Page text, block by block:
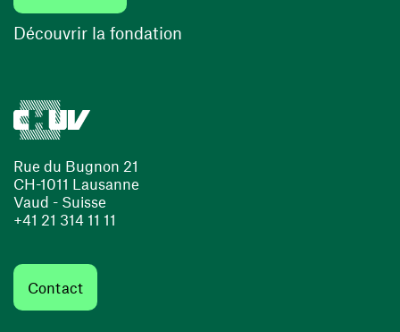
Rue du Bugnon 21
CH-1011 Lausanne
Vaud - Suisse
+41 21 314 11 11
Contact
Découvrir la fondation